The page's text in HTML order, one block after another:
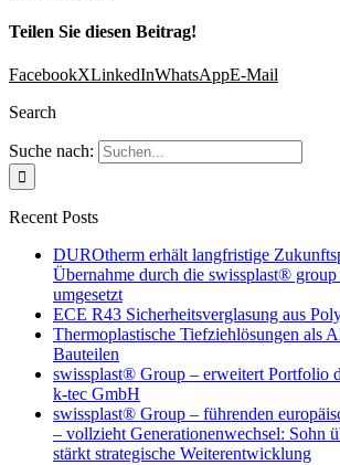
Teilen Sie diesen Beitrag!
FacebookXLinkedInWhatsAppE-Mail
Search
Suche nach:
Recent Posts
DUROtherm erhält langfristige
Übernahme durch die swissplast®
umgesetzt
ECE R43 Sicherheitsverglasung aus
Thermoplastische Tiefziehlösungen als
Bauteilen
swissplast® Group – erweitert Portfolio
k-tec GmbH
swissplast® Group – führenden
– vollzieht Generationenwechsel: Sohn
stärkt strategische Weiterentwicklung